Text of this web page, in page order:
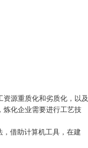
源重质化和劣质化，以及
炼化企业需要进行工艺技
借助计算机工具，在建